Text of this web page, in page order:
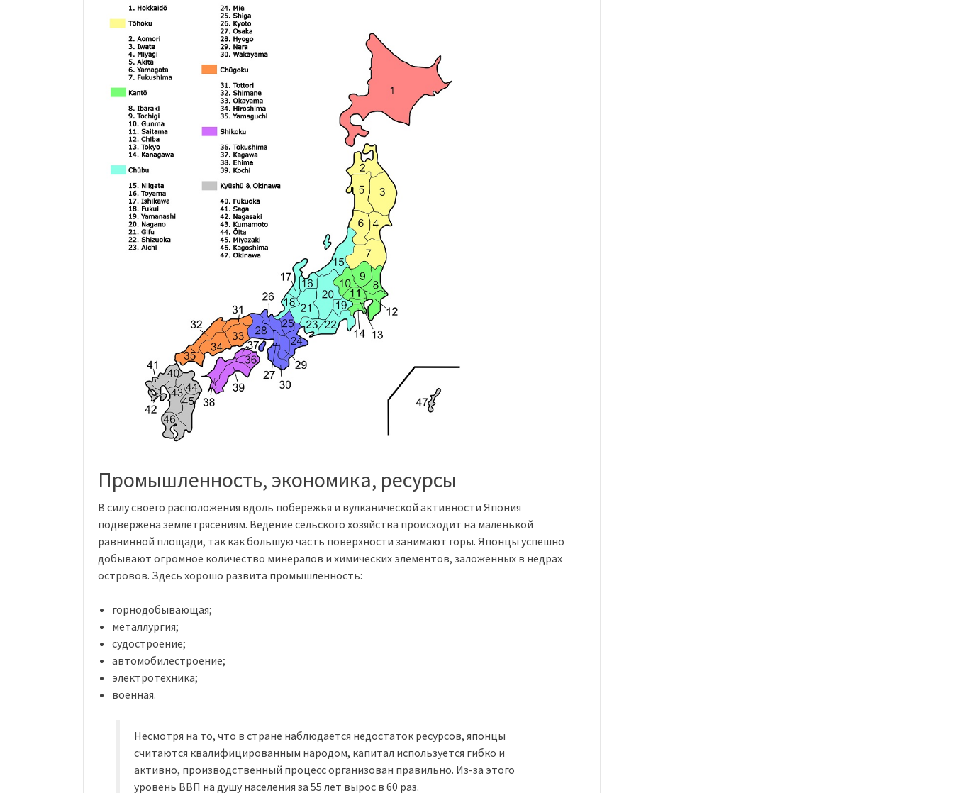
Промышленность, экономика, ресурсы
В силу своего расположения вдоль побережья и вулканической активности Япония
подвержена землетрясениям. Ведение сельского хозяйства происходит на маленькой
равнинной площади, так как большую часть поверхности занимают горы. Японцы успешно
добывают огромное количество минералов и химических элементов, заложенных в недрах
островов. Здесь хорошо развита промышленность:
горнодобывающая;
металлургия;
судостроение;
автомобилестроение;
электротехника;
военная.
Несмотря на то, что в стране наблюдается недостаток ресурсов, японцы
считаются квалифицированным народом, капитал используется гибко и
активно, производственный процесс организован правильно. Из-за этого
уровень ВВП на душу населения за 55 лет вырос в 60 раз.